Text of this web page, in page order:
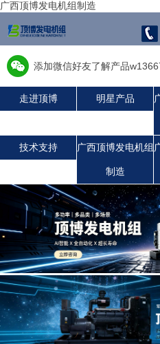
广西顶博发电机组制造
添加微信好友了解产品
走进顶博 明星产品
技术支持 广西顶博发电机组
制造
广西顶博发电机组
广西顶博发电机组
珀金斯
广西顶博发电机组
康明斯广西顶
上柴发
玉柴发